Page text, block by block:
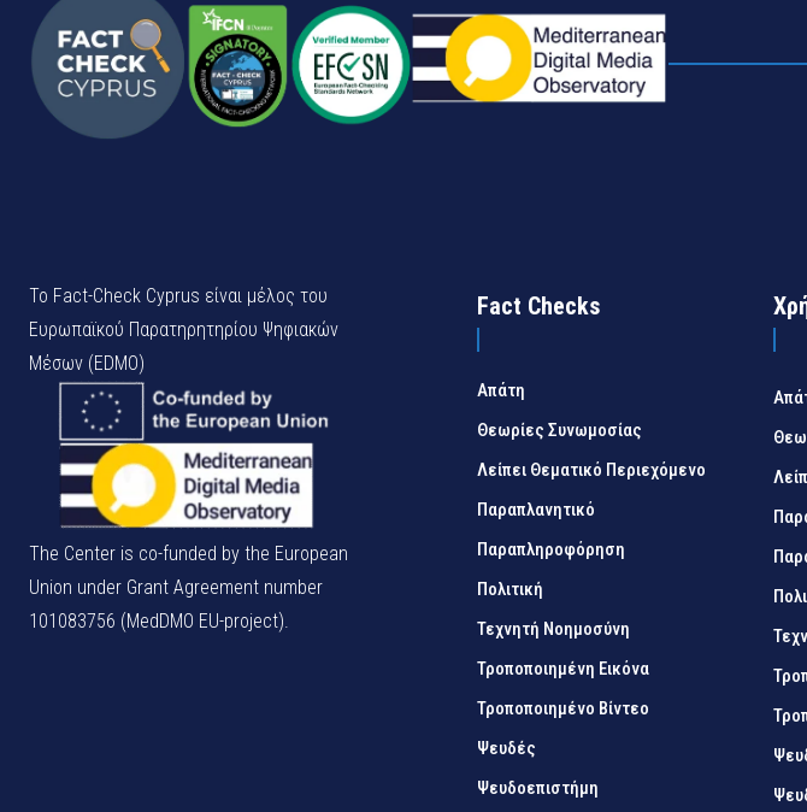
Το Fact-Check Cyprus είναι μέλος του
Ευρωπαϊκού Παρατηρητηρίου Ψηφιακών
Μέσων (EDMO)
The Center is co-funded by the European
Union under Grant Agreement number
101083756 (MedDMO EU-project).
Fact Checks
Απάτη
Θεωρίες Συνωμοσίας
Λείπει Θεματικό Περιεχόμενο
Παραπλανητικό
Παραπληροφόρηση
Πολιτική
Τεχνητή Νοημοσύνη
Τροποποιημένη Εικόνα
Τροποποιημένο Βίντεο
Ψευδές
Ψευδοεπιστήμη